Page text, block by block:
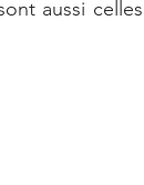
aussi